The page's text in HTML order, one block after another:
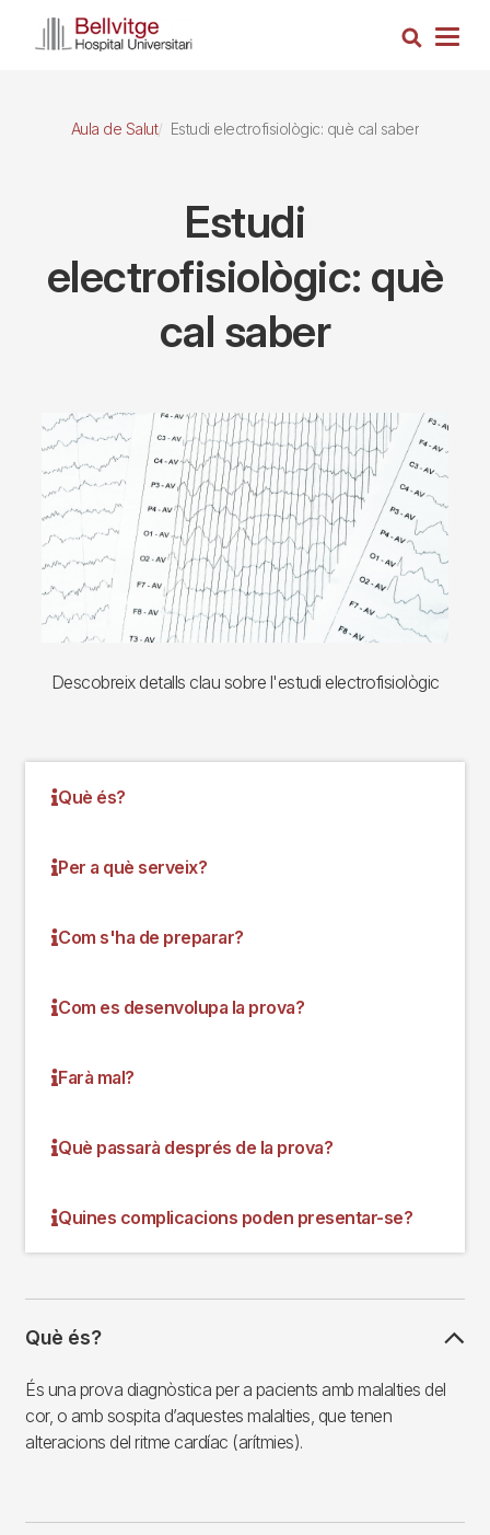
Cerca
Aula de Salut Estudi electrofisiològic: què cal saber
Estudi
electrofisiològic: què
cal saber
Imagen
Descobreix detalls clau sobre l'estudi electrofisiològic
Què és?
Per a què serveix?
Com s'ha de preparar?
Com es desenvolupa la prova?
Farà mal?
Què passarà després de la prova?
Quines complicacions poden presentar-se?
Què és?
És una prova diagnòstica per a pacients amb malalties del
cor, o amb sospita d’aquestes malalties, que tenen
alteracions del ritme cardíac (arítmies).